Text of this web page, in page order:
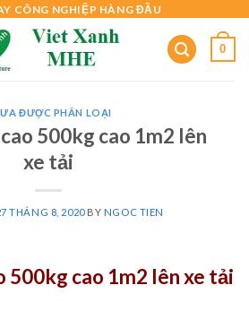
CÔNG NGHIỆP HÀNG ĐẦU
0
ĐƯỢC PHÂN LOẠI
500kg cao 1m2 lên
xe tải
THÁNG 8, 2020BY NGOC TIEN
500kg cao 1m2 lên xe tải